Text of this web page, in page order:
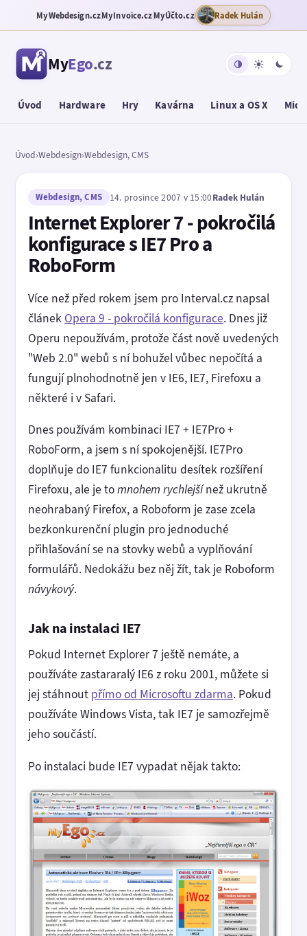
MyWebdesign.czMyInvoice.czMyÚčto.cz Radek Hulán
MyEgo.cz
Úvod Hardware Hry Kavárna Linux a OS X
Úvod›Webdesign›Webdesign, CMS
Webdesign, CMS 14. prosince 2007 v 15:00Radek Hulán
Internet Explorer 7 - pokročilá
konfigurace s IE7 Pro a
RoboForm
Více než před rokem jsem pro Interval.cz napsal
článek Opera 9 - pokročilá konfigurace. Dnes již
Operu nepoužívám, protože část nově uvedených
"Web 2.0" webů s ní bohužel vůbec nepočítá a
fungují plnohodnotně jen v IE6, IE7, Firefoxu a
některé i v Safari.
Dnes používám kombinaci IE7 + IE7Pro +
RoboForm, a jsem s ní spokojenější. IE7Pro
doplňuje do IE7 funkcionalitu desítek rozšíření
Firefoxu, ale je tomnohem rychlejšínež ukrutně
neohrabaný Firefox, a Roboform je zase zcela
bezkonkurenční plugin pro jednoduché
přihlašování se na stovky webů a vyplňování
formulářů. Nedokážu bez něj žít, tak je Roboform
návykový.
Jak na instalaci IE7
Pokud Internet Explorer 7 ještě nemáte, a
používáte zastararalý IE6 z roku 2001, můžete si
jej stáhnout přímo od Microsoftu zdarma. Pokud
používáte Windows Vista, tak IE7 je samozřejmě
jeho součástí.
Po instalaci bude IE7 vypadat nějak takto: